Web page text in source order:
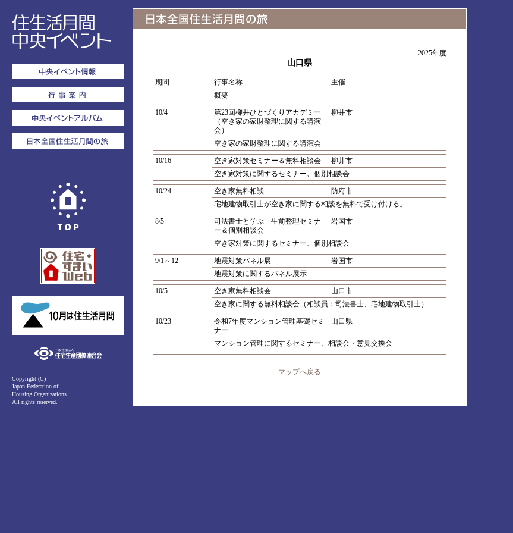
Copyright (C)
Japan Federation of
Housing Organizations.
All rights reserved.
2025年度
山口県
期間 行事名称
主催
概要
10/4
第23回柳井ひとづくりアカデミー
（空き家の家財整理に関する講演
会）
柳井市
空き家の家財整理に関する講演会
10/16 空き家対策セミナー＆無料相談会
柳井市
空き家対策に関するセミナー、個別相談会
10/24 空き家無料相談
防府市
宅地建物取引士が空き家に関する相談を無料で受け付ける。
8/5
司法書士と学ぶ 生前整理セミナ
ー＆個別相談会
岩国市
空き家対策に関するセミナー、個別相談会
9/1～12 地震対策パネル展
岩国市
地震対策に関するパネル展示
10/5 空き家無料相談会
山口市
空き家に関する無料相談会（相談員：司法書士、宅地建物取引士）
10/23
令和7年度マンション管理基礎セミ
ナー
山口県
マンション管理に関するセミナー、相談会・意見交換会
マップへ戻る